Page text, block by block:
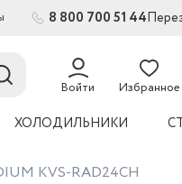
8 800 700 51 44
Войти Избранное
ХОЛОДИЛЬНИКИ
KVS-RAD24CH